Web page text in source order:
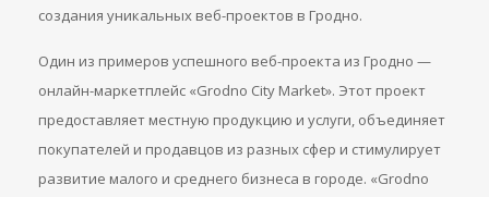
создания уникальных веб-проектов в Гродно.
Один из примеров успешного веб-проекта из Гродно —
онлайн-маркетплейс «Grodno City Market». Этот проект
предоставляет местную продукцию и услуги, объединяет
покупателей и продавцов из разных сфер и стимулирует
развитие малого и среднего бизнеса в городе. «Grodno